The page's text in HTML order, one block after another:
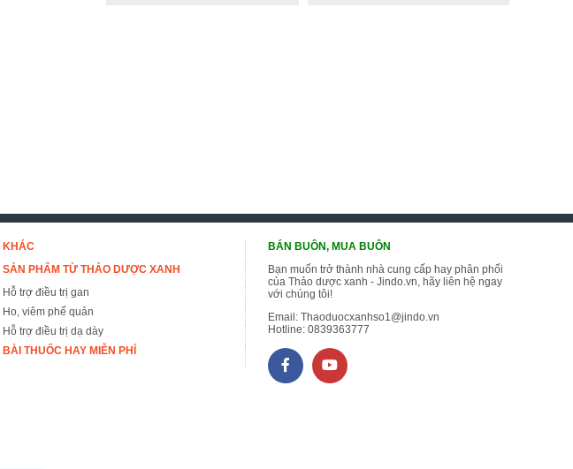
KHÁC
SẢN PHẨM TỪ THẢO DƯỢC XANH
Hỗ trợ điều trị gan
Ho, viêm phế quản
Hỗ trợ điều trị dạ dày
BÀI THUỐC HAY MIỄN PHÍ
BÁN BUÔN, MUA BUÔN
Bạn muốn trở thành nhà cung cấp hay phân phối
của Thảo dược xanh - Jindo.vn, hãy liên hệ ngay
với chúng tôi!
Email:Thaoduocxanhso1@jindo.vn
Hotline:0839363777